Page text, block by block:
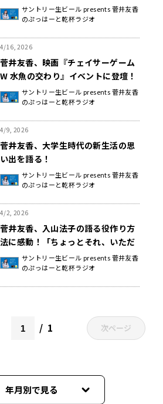
てすごい」サントリー生ビール presents 菅井友香
のぷっはーと乾杯ラジオ
4/16, 2026
菅井友香、映画『チェイサーゲーム
W 水魚の交わり』イベントに登壇！
サントリー生ビール presents 菅井友香
のぷっはーと乾杯ラジオ
4/9, 2026
菅井友香、大学生時代の新生活の思
い出を語る！
サントリー生ビール presents 菅井友香
のぷっはーと乾杯ラジオ
4/2, 2026
菅井友香、入山法子の語る役作り方
法に感動！「ちょっとそれ、いただ
きます」サントリー生ビール presents 菅井友香
のぷっはーと乾杯ラジオ
1 次ページ
年月別で見る